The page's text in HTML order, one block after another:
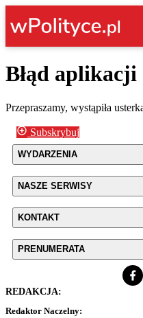
Błąd aplikacji
Przepraszamy, wystąpiła
Subskrybuj
WYDARZENIA
NASZE SERWISY
KONTAKT
PRENUMERATA
REDAKCJA:
Redaktor Naczelny: